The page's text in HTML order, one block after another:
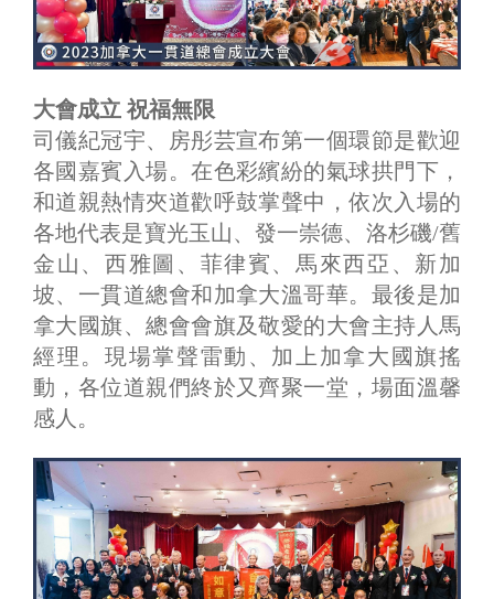
大會成立 祝福無限
司儀紀冠宇、房彤芸宣布第一個環節是歡迎
各國嘉賓入場。在色彩繽紛的氣球拱門下，
和道親熱情夾道歡呼鼓掌聲中，依次入場的
各地代表是寶光玉山、發一崇德、洛杉磯/舊
金山、西雅圖、菲律賓、馬來西亞、新加
坡、一貫道總會和加拿大溫哥華。最後是加
拿大國旗、總會會旗及敬愛的大會主持人馬
經理。現場掌聲雷動、加上加拿大國旗搖
動，各位道親們終於又齊聚一堂，場面溫馨
感人。